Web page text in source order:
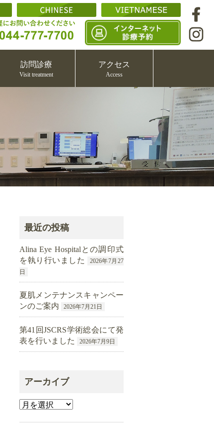
訪問診療
Visit treatment
アクセス
Access
最近の投稿
Alina Eye Hospitalとの調印式
を執り行いました
2026年7月27
日
夏肌メンテナンスキャンペー
ンのご案内
2026年7月21日
第41回JSCRS学術総会にて発
表を行いました
2026年7月9日
アーカイブ
ア